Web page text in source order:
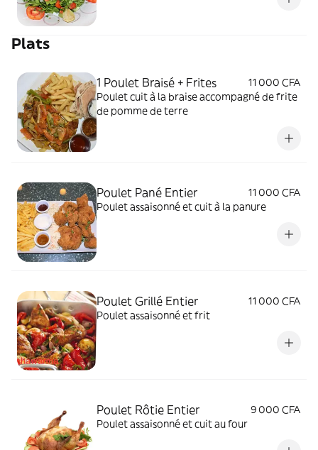
Plats
1 Poulet Braisé + Frites
11 000 CFA
Poulet cuit à la braise accompagné de frite
de pomme de terre
Poulet Pané Entier
11 000 CFA
Poulet assaisonné et cuit à la panure
Poulet Grillé Entier
11 000 CFA
Poulet assaisonné et frit
Poulet Rôtie Entier
9 000 CFA
Poulet assaisonné et cuit au four